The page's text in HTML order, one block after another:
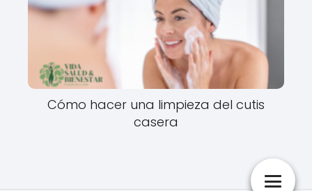
Cómo hacer una limpieza del cutis
casera